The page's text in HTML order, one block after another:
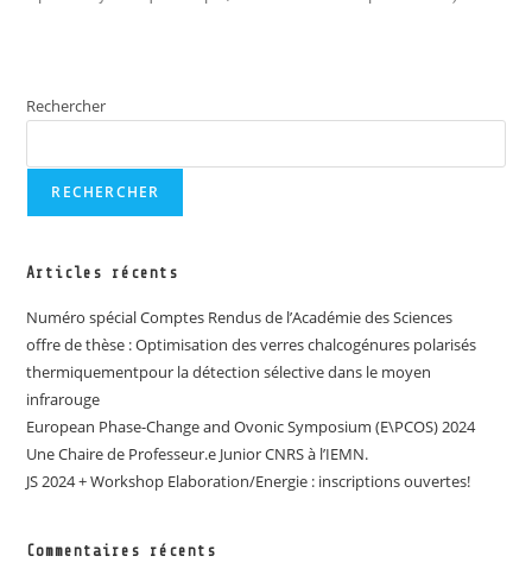
Rechercher
RECHERCHER
Articles récents
Numéro spécial Comptes Rendus de l’Académie des Sciences
offre de thèse : Optimisation des verres chalcogénures polarisés
thermiquementpour la détection sélective dans le moyen
infrarouge
European Phase-Change and Ovonic Symposium (E\PCOS) 2024
Une Chaire de Professeur.e Junior CNRS à l’IEMN.
JS 2024 + Workshop Elaboration/Energie : inscriptions ouvertes!
Commentaires récents